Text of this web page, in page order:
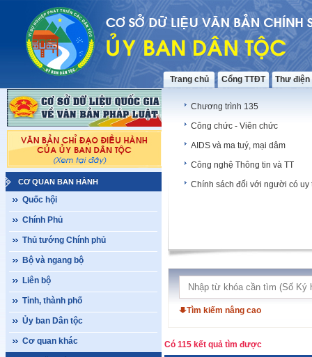
Trang chủ Cổng TTĐT Thư
CƠ QUAN BAN HÀNH
Quốc hội
Chính Phủ
Thủ tướng Chính phủ
Bộ và ngang bộ
Liên bộ
Tỉnh, thành phố
Ủy ban Dân tộc
Cơ quan khác
Chương trình 135
Công chức - Viên chức
AIDS và ma tuý, mại dâm
Công nghệ Thông tin và TT
Chính sách đối với người có uy
Tìm kiếm nâng cao
Có 115 kết quả tìm được